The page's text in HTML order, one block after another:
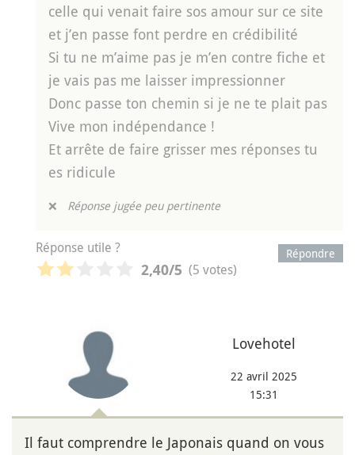
celle qui venait faire sos amour sur ce site
et j’en passe font perdre en crédibilité
Si tu ne m’aime pas je m’en contre fiche et
je vais pas me laisser impressionner
Donc passe ton chemin si je ne te plait pas
Vive mon indépendance !
Et arrête de faire grisser mes réponses tu
es ridicule
❌ Réponse jugée peu pertinente
Répondre
Réponse utile ?
2,40/5 (5 votes)
Lovehotel
22 avril 2025
15:31
Il faut comprendre le Japonais quand on vous